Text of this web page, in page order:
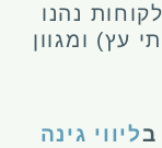
נהנו
עץ) ומגוון
בליווי גינה